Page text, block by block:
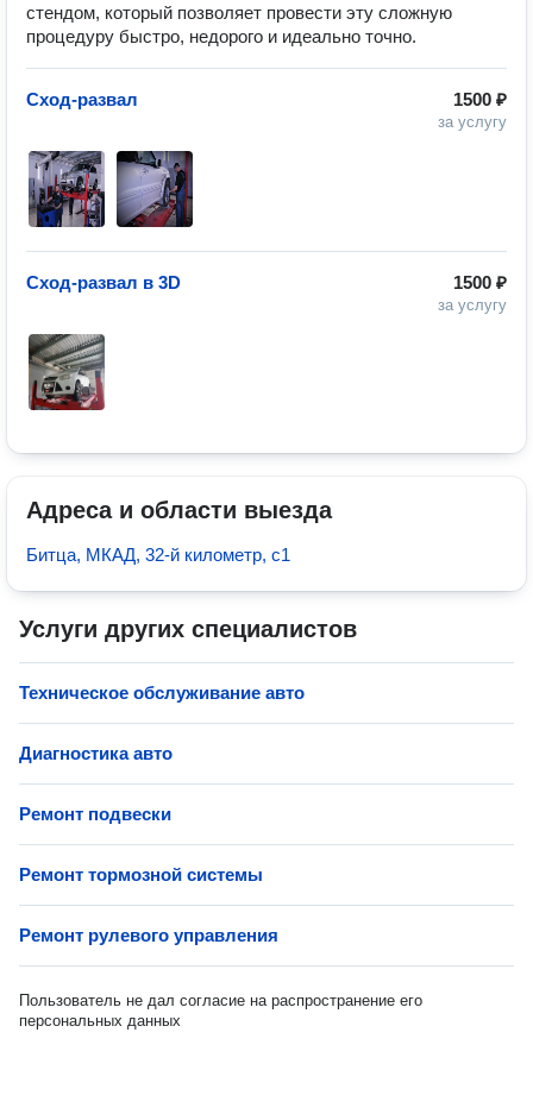
стендом, который позволяет провести эту сложную
процедуру быстро, недорого и идеально точно.
1500 ₽
за услугу
Сход-развал
1500 ₽
за услугу
Сход-развал в 3D
Адреса и области выезда
Битца, МКАД, 32-й километр, с1
Услуги других специалистов
Техническое обслуживание авто
Диагностика авто
Ремонт подвески
Ремонт тормозной системы
Ремонт рулевого управления
Пользователь не дал согласие на распространение его
персональных данных